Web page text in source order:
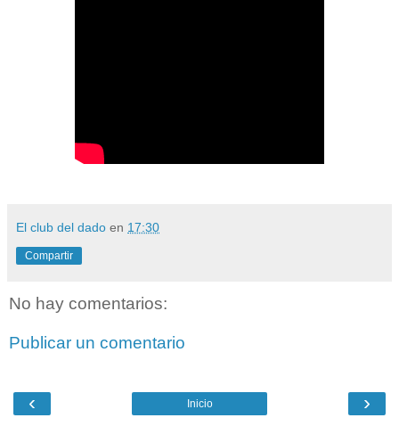
El club del dado en 17:30
Compartir
No hay comentarios:
Publicar un comentario
‹ ›
Inicio